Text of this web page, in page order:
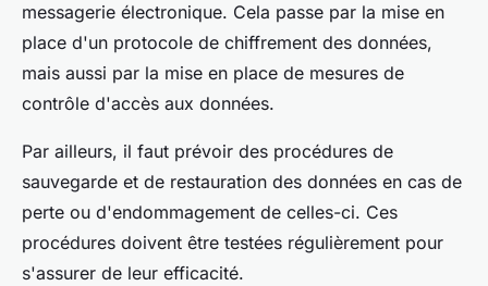
messagerie électronique. Cela passe par la mise en
place d'un protocole de chiffrement des données,
mais aussi par la mise en place de mesures de
contrôle d'accès aux données.
Par ailleurs, il faut prévoir des procédures de
sauvegarde et de restauration des données en cas de
perte ou d'endommagement de celles-ci. Ces
procédures doivent être testées régulièrement pour
s'assurer de leur efficacité.